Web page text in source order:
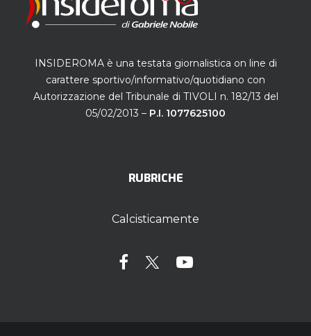
INSIDEROMA è una testata giornalistica on line di
carattere sportivo/informativo/quotidiano con
Autorizzazione del Tribunale di TIVOLI n. 182/13 del
05/02/2013 – P.I. 1077625100
RUBRICHE
Calcisticamente